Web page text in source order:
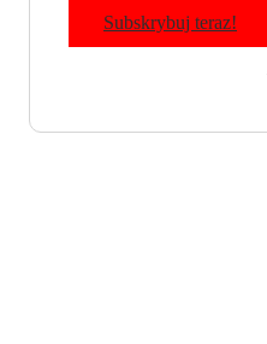
Subskrybuj teraz!